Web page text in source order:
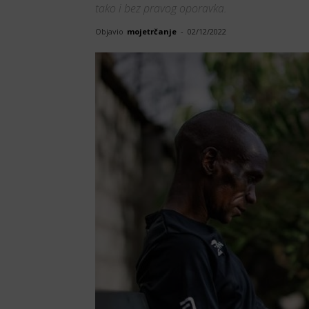
tako i bez pravog oporavka.
Objavio mojetrčanje - 02/12/2022